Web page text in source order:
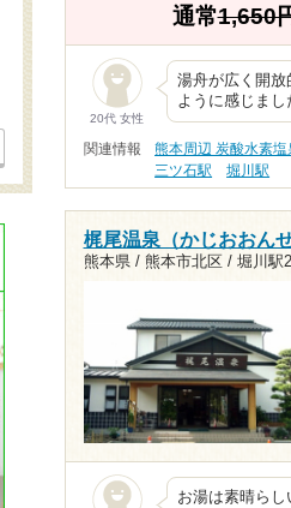
通常1,650
20代 女性
湯舟が広く開放
ように感じまし
関連情報 熊本周辺 炭酸水素塩
三ツ石駅
堀川駅
梶尾温泉（かじおおんせ
熊本県 / 熊本市北区 / 堀川駅
お湯は素晴ら